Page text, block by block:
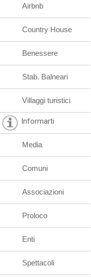
Airbnb
Country House
Benessere
Stab. Balneari
Villaggi turistici
Informarti
Media
Comuni
Associazioni
Proloco
Enti
Spettacoli